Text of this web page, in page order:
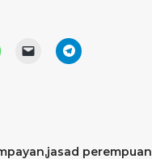
jasad perempuan